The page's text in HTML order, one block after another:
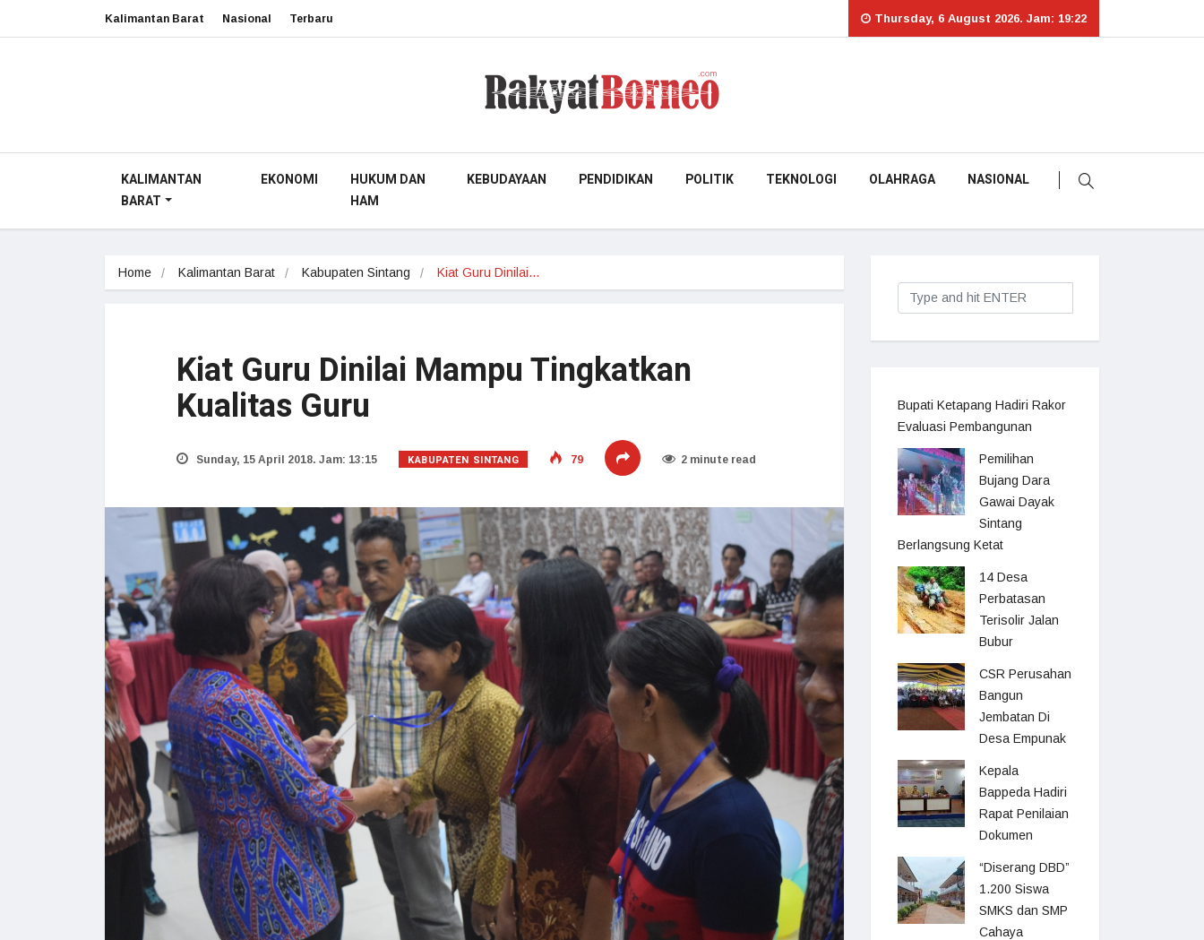
Kalimantan Barat Nasional Terbaru Thursday, 6 August 2026. Jam: 19:22
KALIMANTAN
BARAT
EKONOMI
HUKUM DAN
HAM
KEBUDAYAAN PENDIDIKAN POLITIK TEKNOLOGI OLAHRAGA NASIONAL
Home Kalimantan Barat Kabupaten Sintang Kiat Guru Dinilai…
Kiat Guru Dinilai Mampu Tingkatkan
Kualitas Guru
Sunday, 15 April 2018. Jam: 13:15 KABUPATEN SINTANG 79 2 minute read
Bupati Ketapang Hadiri Rakor
Evaluasi Pembangunan
Pemilihan
Bujang Dara
Gawai Dayak
Sintang
Berlangsung Ketat
14 Desa
Perbatasan
Terisolir Jalan
Bubur
CSR Perusahan
Bangun
Jembatan Di
Desa Empunak
Kepala
Bappeda Hadiri
Rapat Penilaian
Dokumen
“Diserang DBD”
1.200 Siswa
SMKS dan SMP
Cahaya